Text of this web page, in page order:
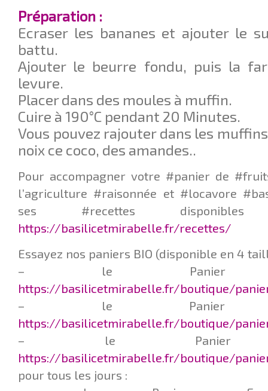
Préparation :
Ecraser les bananes et ajouter le
battu.
Ajouter le beurre fondu, puis la
levure.
Placer dans des moules à muffin.
Cuire à 190°C pendant 20 Minutes.
Vous pouvez rajouter dans les
noix ce coco, des amandes..
Pour accompagner votre #panier de
l’agriculture #raisonnée et #locavore
ses #recettes
https://basilicetmirabelle.fr/recettes/
Essayez nos paniers BIO (disponible en 4
– le Panier
https://basilicetmirabelle.fr/boutique/
– le Panier
https://basilicetmirabelle.fr/boutique/
– le Panier
https://basilicetmirabelle.fr/boutique/
pour tous les jours :